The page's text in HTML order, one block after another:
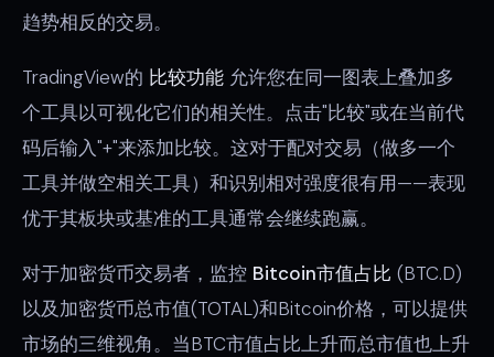
趋势相反的交易。
TradingView的 比较功能 允许您在同一图表上叠加多
个工具以可视化它们的相关性。点击"比较"或在当前代
码后输入"+"来添加比较。这对于配对交易（做多一个
工具并做空相关工具）和识别相对强度很有用——表现
优于其板块或基准的工具通常会继续跑赢。
对于加密货币交易者，监控 Bitcoin市值占比 (BTC.D)
以及加密货币总市值(TOTAL)和Bitcoin价格，可以提供
市场的三维视角。当BTC市值占比上升而总市值也上升